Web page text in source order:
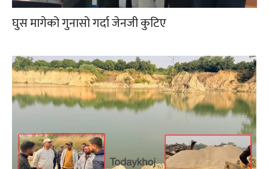
घुस मागेको गुनासो गर्दा जेनजी कुटिए